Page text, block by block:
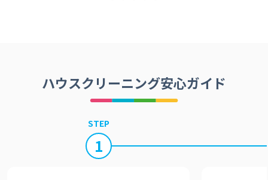
ハウスクリーニング安心ガイド
STEP
1